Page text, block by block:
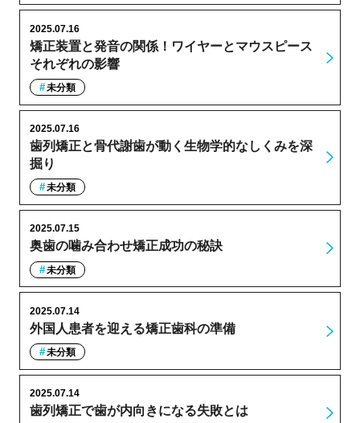
矯正装置と発音の関係！ワイヤーとマウスピース
それぞれの影響
2025.07.16
未分類
歯列矯正と骨代謝歯が動く生物学的なしくみを深
掘り
2025.07.16
未分類
奥歯の噛み合わせ矯正成功の秘訣
2025.07.15
未分類
外国人患者を迎える矯正歯科の準備
2025.07.14
未分類
歯列矯正で歯が内向きになる失敗とは
2025.07.14